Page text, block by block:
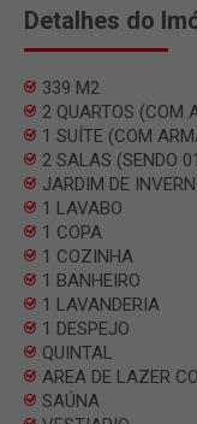
Detalhes do
339 M2
2 QUARTOS (COM
1 SUÍTE (COM
2 SALAS (SENDO
JARDIM DE
1 LAVABO
1 COPA
1 COZINHA
1 BANHEIRO
1 LAVANDERIA
1 DESPEJO
QUINTAL
AREA DE LAZER
SAÚNA